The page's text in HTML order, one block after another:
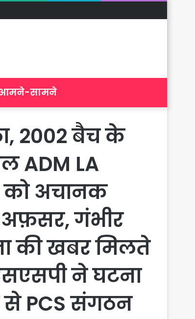
सामने
2002 बैच के
ADM LA
को अचानक
अफ़सर, गंभीर
की खबर मिलते
ने घटना
PCS संगठन